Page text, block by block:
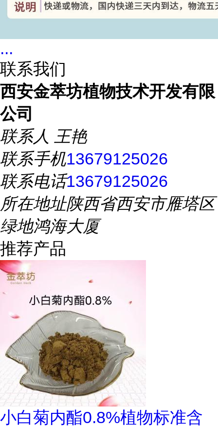
...
联系我们
西安金萃坊植物技术开发有限
公司
联系人 王艳
联系手机13679125026
联系电话13679125026
所在地址陕西省西安市雁塔区
绿地鸿海大厦
推荐产品
小白菊内酯0.8%植物标准含